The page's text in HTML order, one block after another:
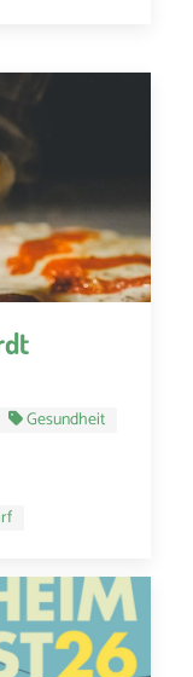
Gesundheit